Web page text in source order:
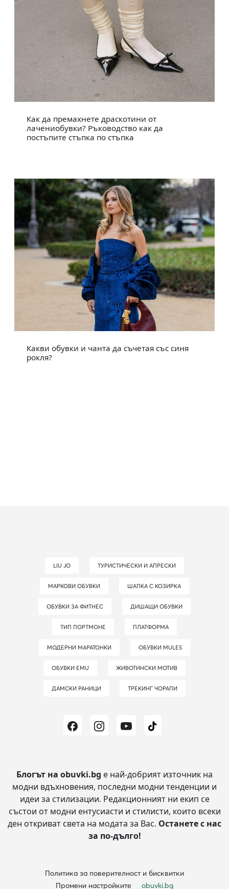
Как да премахнете драскотини от
лачениобувки? Ръководство как да
постъпите стъпка по стъпка
Какви обувки и чанта да съчетая със синя
рокля?
LIU JO ТУРИСТИЧЕСКИ И АПРЕСКИ
МАРКОВИ ОБУВКИ ШАПКА С КОЗИРКА
ОБУВКИ ЗА ФИТНЕС ДИШАЩИ ОБУВКИ
ТИП ПОРТМОНЕ ПЛАТФОРМА
МОДЕРНИ МАРАТОНКИ ОБУВКИ MULES
ОБУВКИ EMU ЖИВОТИНСКИ МОТИВ
ДАМСКИ РАНИЦИ ТРЕКИНГ ЧОРАПИ
Блогът на obuvki.bg е най-добрият източник на
модни вдъхновения, последни модни тенденции и
идеи за стилизации. Редакционният ни екип се
състои от модни ентусиасти и стилисти, които всеки
ден откриват света на модата за Вас. Останете с нас
за по-дълго!
Политика за поверителност и бисквитки
Промени настройките
obuvki.bg